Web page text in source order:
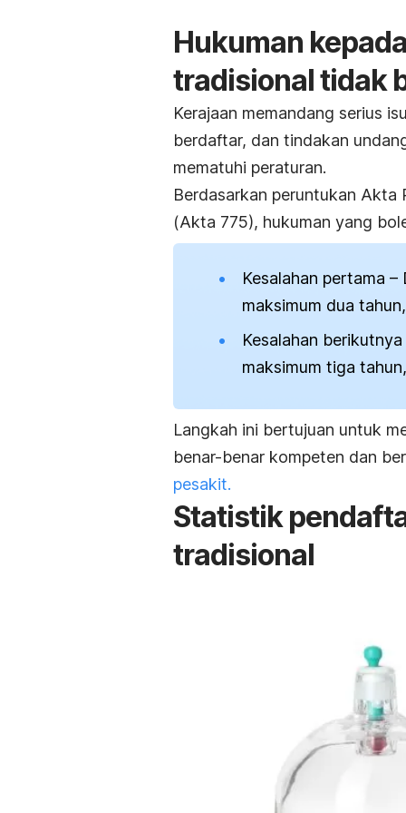
Hukuman
tradisional tidak
Kerajaan memandang serius
berdaftar, dan tindakan
mematuhi peraturan.
Berdasarkan peruntukan Akta
(Akta 775), hukuman yang
Kesalahan pertama
maksimum dua
Kesalahan
maksimum tiga
Langkah ini bertujuan untuk
benar-benar kompeten dan
pesakit.
Statistik
tradisional